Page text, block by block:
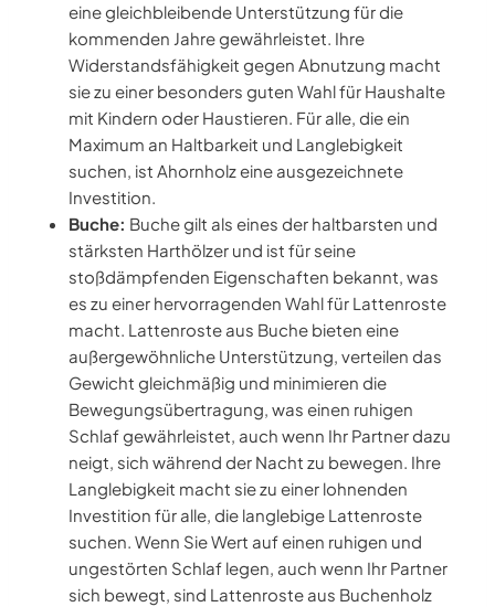
eine gleichbleibende Unterstützung für die
kommenden Jahre gewährleistet. Ihre
Widerstandsfähigkeit gegen Abnutzung macht
sie zu einer besonders guten Wahl für Haushalte
mit Kindern oder Haustieren. Für alle, die ein
Maximum an Haltbarkeit und Langlebigkeit
suchen, ist Ahornholz eine ausgezeichnete
Investition.
Buche: Buche gilt als eines der haltbarsten und
stärksten Harthölzer und ist für seine
stoßdämpfenden Eigenschaften bekannt, was
es zu einer hervorragenden Wahl für Lattenroste
macht. Lattenroste aus Buche bieten eine
außergewöhnliche Unterstützung, verteilen das
Gewicht gleichmäßig und minimieren die
Bewegungsübertragung, was einen ruhigen
Schlaf gewährleistet, auch wenn Ihr Partner dazu
neigt, sich während der Nacht zu bewegen. Ihre
Langlebigkeit macht sie zu einer lohnenden
Investition für alle, die langlebige Lattenroste
suchen. Wenn Sie Wert auf einen ruhigen und
ungestörten Schlaf legen, auch wenn Ihr Partner
sich bewegt, sind Lattenroste aus Buchenholz